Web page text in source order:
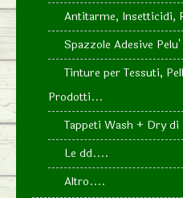
Antitarme, Insetticidi,
Spazzole Adesive Pelu'
Tinture per Tessuti,
Prodotti...
Tappeti Wash + Dry di
Le dd....
Altro....